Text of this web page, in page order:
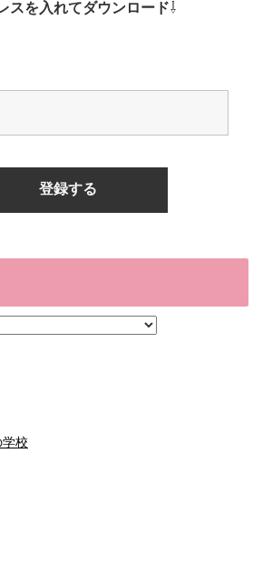
スを入れてダウンロード⇩
校